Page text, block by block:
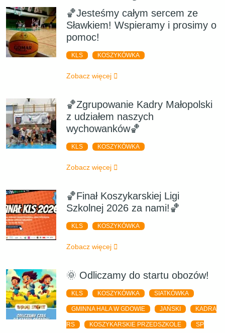
🏀Jesteśmy całym sercem ze
Sławkiem! Wspieramy i prosimy o
pomoc!
KLS KOSZYKÓWKA
Zobacz więcej
🏀Zgrupowanie Kadry Małopolski
z udziałem naszych
wychowanków🏀
KLS KOSZYKÓWKA
Zobacz więcej
🏀Finał Koszykarskiej Ligi
Szkolnej 2026 za nami!🏀
KLS KOSZYKÓWKA
Zobacz więcej
🌞 Odliczamy do startu obozów!
KLS KOSZYKÓWKA SIATKÓWKA
GMINNA HALA W GDOWIE JAŃSKI KADRA
RS KOSZYKARSKIE PRZEDSZKOLE SP